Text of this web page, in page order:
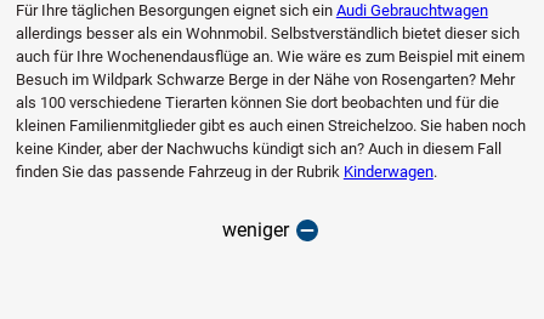
Für Ihre täglichen Besorgungen eignet sich ein Audi Gebrauchtwagen
allerdings besser als ein Wohnmobil. Selbstverständlich bietet dieser sich
auch für Ihre Wochenendausflüge an. Wie wäre es zum Beispiel mit einem
Besuch im Wildpark Schwarze Berge in der Nähe von Rosengarten? Mehr
als 100 verschiedene Tierarten können Sie dort beobachten und für die
kleinen Familienmitglieder gibt es auch einen Streichelzoo. Sie haben noch
keine Kinder, aber der Nachwuchs kündigt sich an? Auch in diesem Fall
finden Sie das passende Fahrzeug in der Rubrik Kinderwagen.
weniger